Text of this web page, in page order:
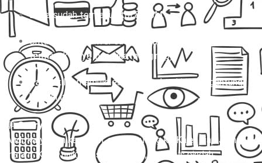
Biaya sudah termasuk tol & BBM.
Untuk charter, driver sudah termasuk, tapi belum
termasuk biaya inap (jika menginap).
Paket kilat memiliki estimasi waktu kirim tergantung
kondisi lalu lintas.
💬Story:
Andi, karyawan kantoran, sering pulang ke Kajen tiap Jumat
malam. Kalau naik transport umum, dia harus pindah